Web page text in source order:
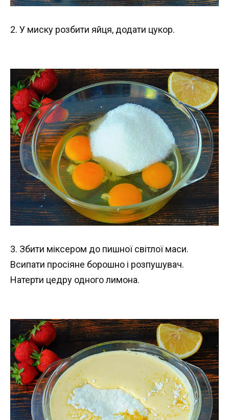
2. У миску розбити яйця, додати цукор.
3. Збити міксером до пишної світлої маси.
Всипати просіяне борошно і розпушувач.
Натерти цедру одного лимона.